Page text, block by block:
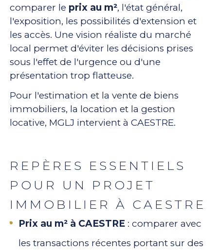
comparer le prix au m², l'état général,
l'exposition, les possibilités d'extension et
les accès. Une vision réaliste du marché
local permet d'éviter les décisions prises
sous l'effet de l'urgence ou d'une
présentation trop flatteuse.
Pour l'estimation et la vente de biens
immobiliers, la location et la gestion
locative, MGLJ intervient à CAESTRE.
REPÈRES ESSENTIELS
POUR UN PROJET
IMMOBILIER À CAESTRE
Prix au m² à CAESTRE : comparer avec
les transactions récentes portant sur des